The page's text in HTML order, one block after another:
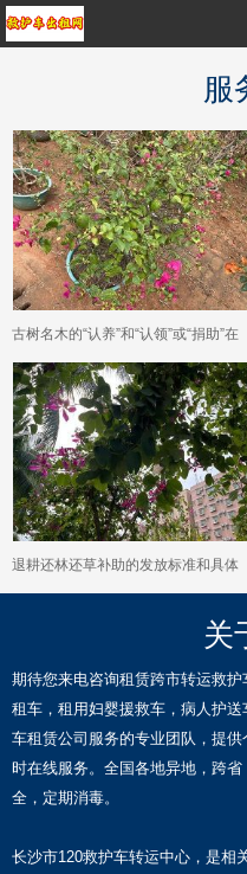
服
古树名木的“认养”和“认领”或“捐助”在
法律上有何不同？
退耕还林还草补助的发放标准和具体
金额，在2026年是如何规定的？
关
期待您来电咨询租赁跨市转运救
租车，租用妇婴援救车，病人护
车租赁公司服务的专业团队，提
时在线服务。全国各地异地，跨
全，定期消毒。
长沙市120救护车转运中心，是相